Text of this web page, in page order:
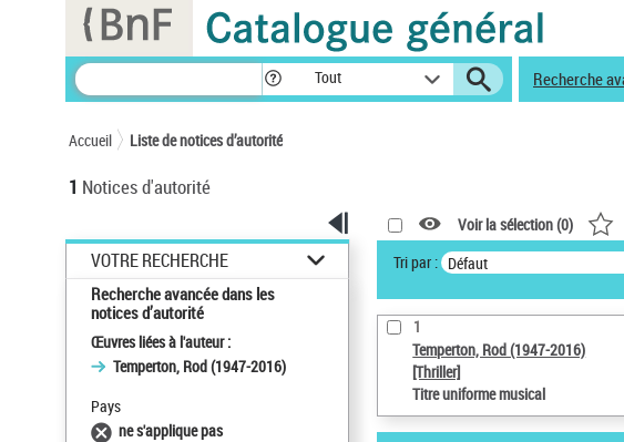
Tout Recherche
Accueil Liste de notices d’autorité
1 Notices d'autorité
VOTRE RECHERCHE
Recherche avancée dans les
notices d’autorité
Œuvres liées à l'auteur :
Temperton, Rod (1947-2016)
Pays
ne s'applique pas
Voir la sélection (0)
Tri par : Défaut
1
Temperton, Rod (1947-2016)
[Thriller]
Titre uniforme musical
Panneau de gestion des cookies